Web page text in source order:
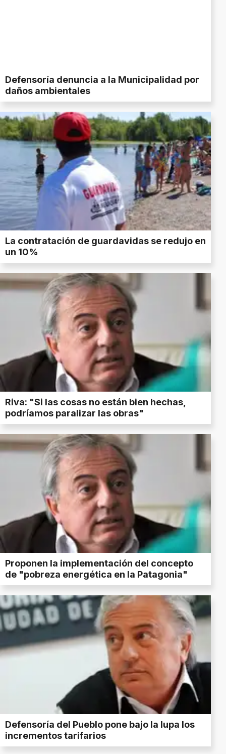
Defensoría denuncia a la Municipalidad por
daños ambientales
La contratación de guardavidas se redujo en
un 10%
Riva: "Si las cosas no están bien hechas,
podríamos paralizar las obras"
Proponen la implementación del concepto
de "pobreza energética en la Patagonia"
Defensoría del Pueblo pone bajo la lupa los
incrementos tarifarios